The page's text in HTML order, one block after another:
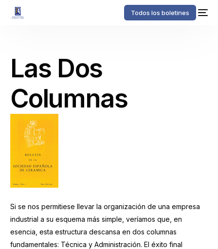
Todos los boletines
Las Dos
Columnas
Si se nos permitiese llevar la organización de una empresa
industrial a su esquema más simple, veríamos que, en
esencia, esta estructura descansa en dos columnas
fundamentales: Técnica y Administración. El éxito final